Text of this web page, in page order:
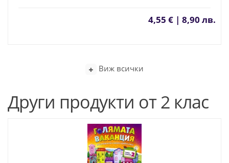
4,55 € | 8,90 лв.
Виж всички
Други продукти от 2 клас